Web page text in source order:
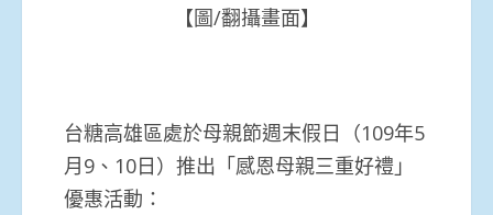
【圖/翻攝畫面】
台糖高雄區處於母親節週末假日（109年5
月9、10日）推出「感恩母親三重好禮」
優惠活動：